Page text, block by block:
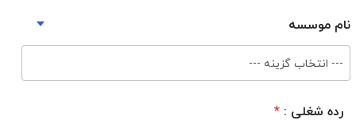
نام موسسه
--- انتخاب گزینه ---
د
رده شغلی : *